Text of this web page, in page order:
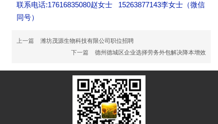
联系电话:17616835080赵女士 15263877143李女士（微信
同号）
上一篇
潍坊茂源生物科技有限公司职位招聘
下一篇
德州德城区企业选择劳务外包解决降本增效